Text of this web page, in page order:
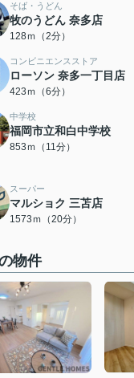
そば・うどん
牧のうどん 奈多店
128ｍ（2分）
コンビニエンスストア
ローソン 奈多一丁目店
423ｍ（6分）
中学校
福岡市立和白中学校
853ｍ（11分）
スーパー
マルショク 三苫店
1573ｍ（20分）
物件